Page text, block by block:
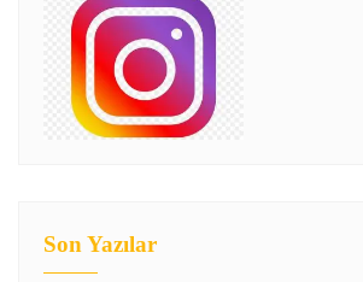
Son Yazılar